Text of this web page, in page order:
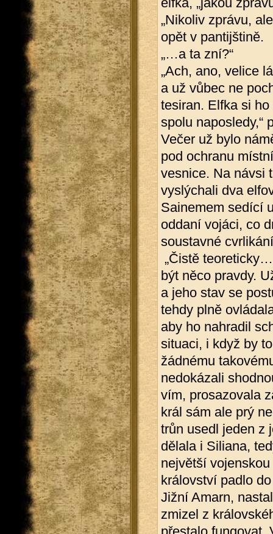
„Nikoliv zprávu,
opět v pantijštině.
„…a ta zní?“
„Ach, ano, velice
a už vůbec ne
tesiran. Elfka si
spolu naposledy,“
Večer už bylo
pod ochranu
vesnice. Na návsi
vyslýchali dva
Sainemem sedící
oddaní vojáci, co
soustavné
„Čistě
být něco pravdy.
a jeho stav se
tehdy plně
aby ho nahradil
situaci, i když by
žádnému
nedokázali
vím, prosazovala
král sám ale prý
trůn usedl jeden z
dělala i Siliana,
největší
království padlo
Jižní Amarn,
zmizel z